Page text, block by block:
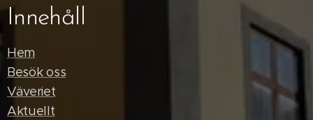
Innehåll
Hem
Besök oss
Väveriet
Aktuellt